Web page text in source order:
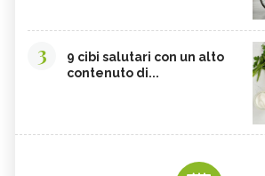
3
9 cibi salutari con un alto
contenuto di...